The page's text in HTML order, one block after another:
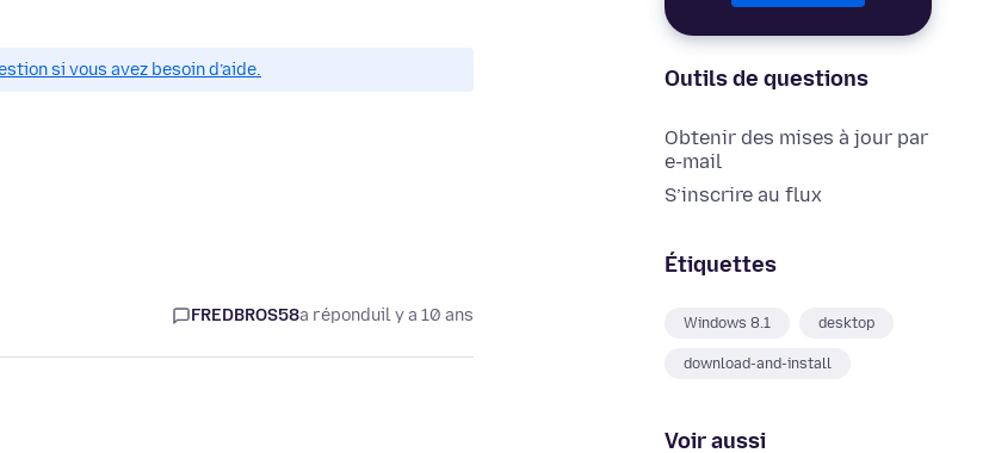
Outils de questions
Obtenir des mises à jour par
e-mail
S’inscrire au flux
Étiquettes
Windows 8.1 desktop
download-and-install
Voir aussi
si vous avez besoin d’aide.
FREDBROS58a réponduil y a 10 ans